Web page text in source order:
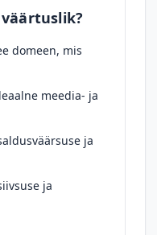
domeen, mis
meedia- ja
ja
ja